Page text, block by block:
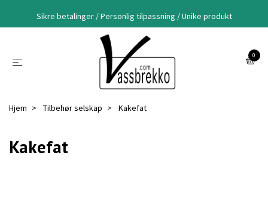
Sikre betalinger / Personlig tilpassning / Unike produkt
0
Hjem Tilbehør selskap Kakefat
Kakefat